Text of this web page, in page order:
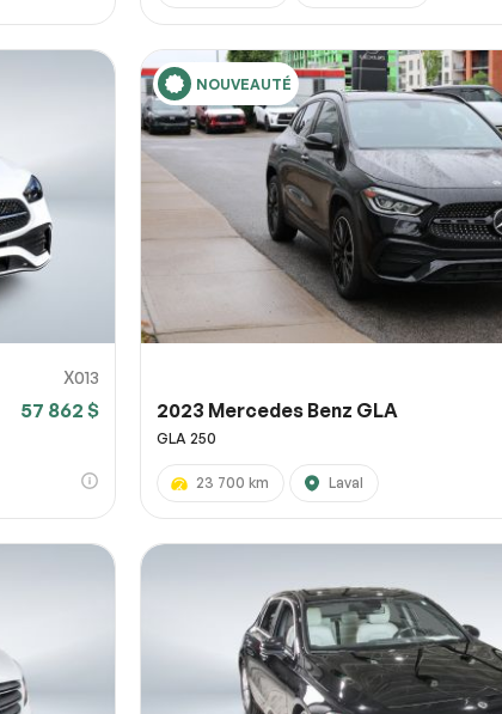
X013
57 862 $
NOUVEAUTÉ
2023 Mercedes Benz GLA
GLA 250
23 700 km Laval